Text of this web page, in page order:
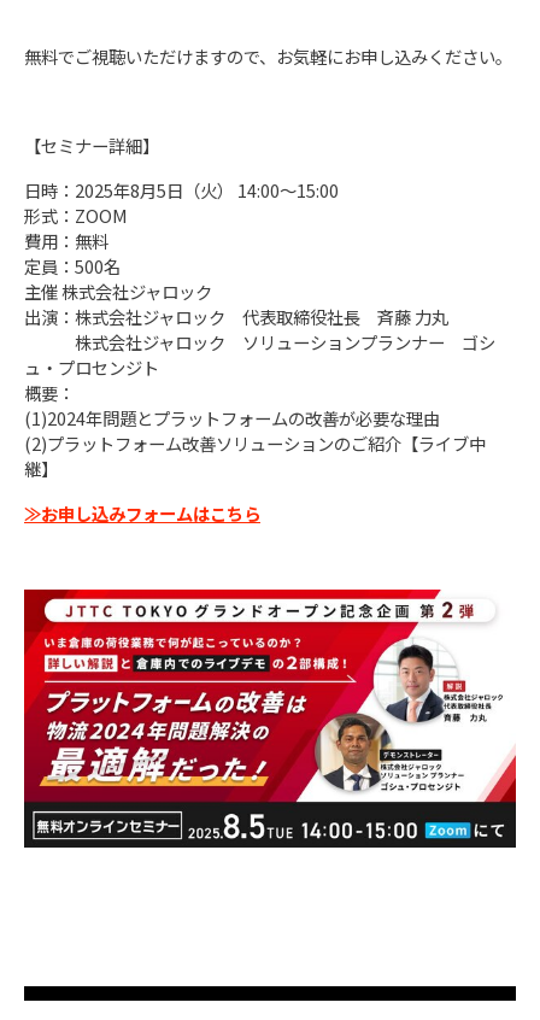
無料でご視聴いただけますので、お気軽にお申し込みください。
【セミナー詳細】
日時：2025年8月5日（火） 14:00～15:00
形式：ZOOM
費用：無料
定員：500名
主催 株式会社ジャロック
出演：株式会社ジャロック 代表取締役社長 斉藤 力丸
株式会社ジャロック ソリューションプランナー ゴシ
ュ・プロセンジト
概要：
(1)2024年問題とプラットフォームの改善が必要な理由
(2)プラットフォーム改善ソリューションのご紹介【ライブ中
継】
≫お申し込みフォームはこちら